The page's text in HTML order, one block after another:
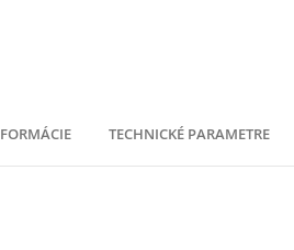
TECHNICKÉ PARAMETRE